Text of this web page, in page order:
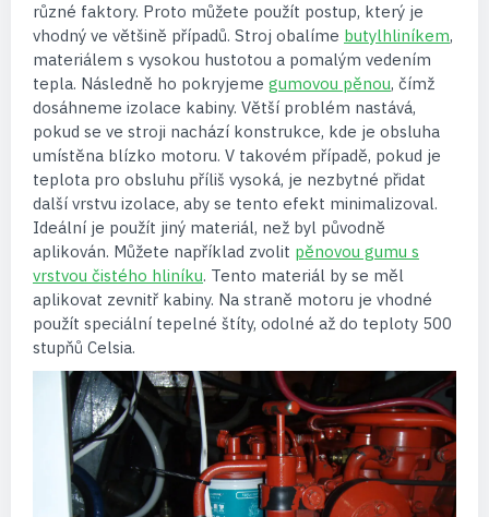
různé faktory. Proto můžete použít postup, který je
vhodný ve většině případů. Stroj obalíme butylhliníkem,
materiálem s vysokou hustotou a pomalým vedením
tepla. Následně ho pokryjeme gumovou pěnou, čímž
dosáhneme izolace kabiny. Větší problém nastává,
pokud se ve stroji nachází konstrukce, kde je obsluha
umístěna blízko motoru. V takovém případě, pokud je
teplota pro obsluhu příliš vysoká, je nezbytné přidat
další vrstvu izolace, aby se tento efekt minimalizoval.
Ideální je použít jiný materiál, než byl původně
aplikován. Můžete například zvolit pěnovou gumu s
vrstvou čistého hliníku. Tento materiál by se měl
aplikovat zevnitř kabiny. Na straně motoru je vhodné
použít speciální tepelné štíty, odolné až do teploty 500
stupňů Celsia.